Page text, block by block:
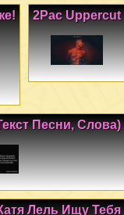
2Pac Uppercut
Песни, Слова)
Лель Ищу Тебя